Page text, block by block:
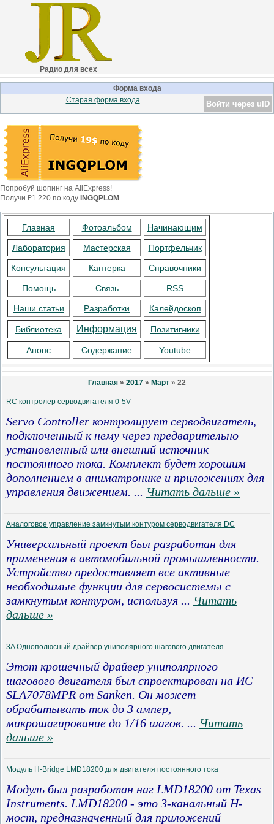
Радио для всех
Форма входа
Войти через uID
Старая форма входа
Попробуй шопинг на AliExpress!
Получи ₽1 220 по коду INGQPLOM
Главная Фотоальбом Начинающим
Лаборатория Мастерская Портфельчик
Консультация Каптерка Справочники
Помощь Связь RSS
Наши статьи Разработки Калейдоскоп
Библиотека Информация Позитивчики
Анонс Содержание Youtube
Главная » 2017 » Март » 22
RC контролер серводвигателя 0-5V
Servo Controller контролирует серводвигатель,
подключенный к нему через предварительно
установленный или внешний источник
постоянного тока. Комплект будет хорошим
дополнением в аниматронике и приложениях для
управления движением. ... Читать дальше »
Аналоговое управление замкнутым контуром серводвигателя DC
Универсальный проект был разработан для
применения в автомобильной промышленности.
Устройство предоставляет все активные
необходимые функции для сервосистемы с
замкнутым контуром, используя ... Читать
дальше »
3A Однополюсный драйвер униполярного шагового двигателя
Этот крошечный драйвер униполярного
шагового двигателя был спроектирован на ИС
SLA7078MPR от Sanken. Он может
обрабатывать ток до 3 ампер,
микрошагирование до 1/16 шагов. ... Читать
дальше »
Модуль H-Bridge LMD18200 для двигателя постоянного тока
Модуль был разработан наг LMD18200 от Texas
Instruments. LMD18200 - это 3-канальный H-
мост, предназначенный для приложений